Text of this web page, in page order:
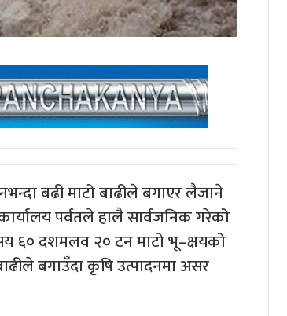
बढी माटो बाढीले बगाएर लैजाने
पर्वतले हालै सार्वजनिक गरेको
६० दशमलव २० टन माटो भू–क्षयको
बगाउँदा कृषि उत्पादनमा असर